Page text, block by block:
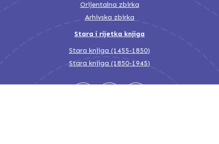
Orijentalna zbirka
Arhivska zbirka
Stara i rijetka knjiga
Stara knjiga (1455-1850)
Stara knjiga (1850-1945)